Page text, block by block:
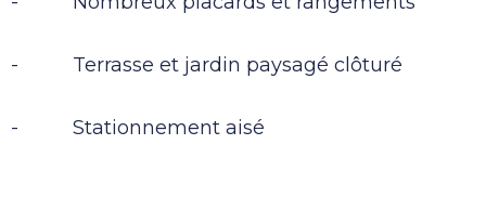
- Terrasse et jardin paysagé clôturé
- Stationnement aisé